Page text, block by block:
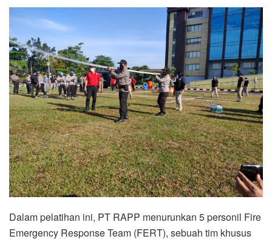
Dalam pelatihan ini, PT RAPP menurunkan 5 personil Fire
Emergency Response Team (FERT), sebuah tim khusus